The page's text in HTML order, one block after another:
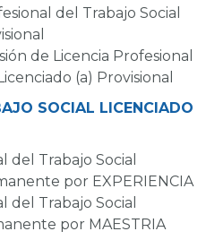
del Trabajo Social
de Licencia Profesional
(a) Provisional
SOCIAL LICENCIADO
del Trabajo Social
por EXPERIENCIA
del Trabajo Social
por MAESTRIA